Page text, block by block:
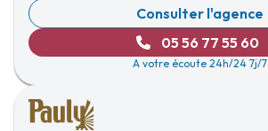
Consulter l'agence
05 56 77 55 60
A votre écoute 24h/24 7j/7